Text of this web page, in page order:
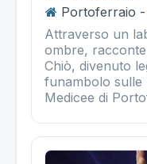
Portoferraio -
Attraverso un
ombre,
Chiò, divenuto
funambolo sulle
Medicee di